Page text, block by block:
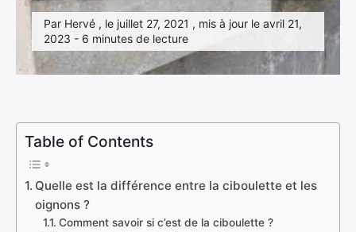
Par Hervé , le juillet 27, 2021 , mis à jour le avril 21,
2023 - 6 minutes de lecture
Table of Contents
Quelle est la différence entre la ciboulette et les
oignons ?
Comment savoir si c’est de la ciboulette ?